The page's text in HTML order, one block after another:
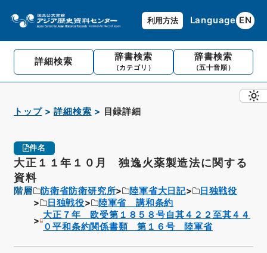
利用方法 Language EN
詳細検索 辞書検索
（カテゴリ）
辞書検索
（五十音順）
トップ 詳細検索 目録詳細
件名
大正１１年１０月 独逸火薬製造法に関する
資料
階層 防衛省防衛研究所 陸軍省大日記
日独戦役
日独戦役
陸軍省 講和条約
大正７年 欧受第１８５８号自其４２２至其４４
０平和条約関係書類 第１６号 陸軍省